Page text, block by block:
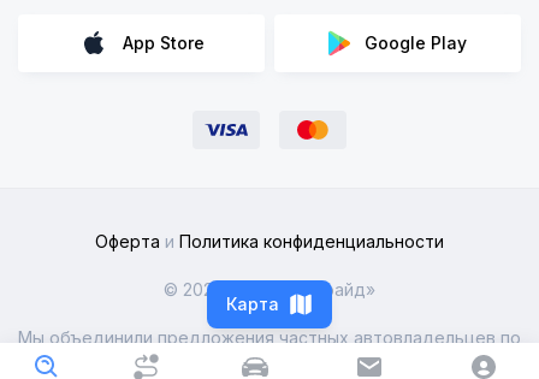
App Store Google Play
Оферта и Политика конфиденциальности
© 2026 ООО «Рентрайд»
Мы объединили предложения частных автовладельцев по
всей России
Карта